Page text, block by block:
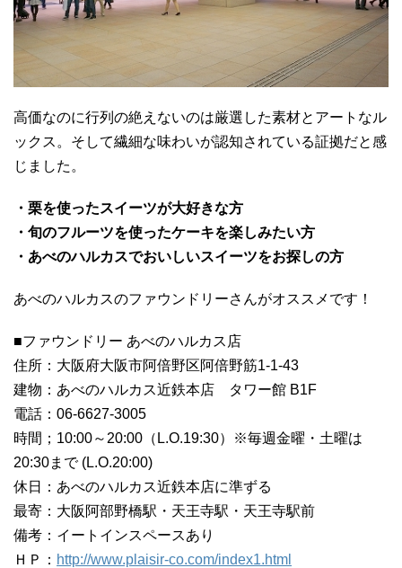
高価なのに行列の絶えないのは厳選した素材とアートなル
ックス。そして繊細な味わいが認知されている証拠だと感
じました。
・栗を使ったスイーツが大好きな方
・旬のフルーツを使ったケーキを楽しみたい方
・あべのハルカスでおいしいスイーツをお探しの方
あべのハルカスのファウンドリーさんがオススメです！
■ファウンドリー あべのハルカス店
住所：大阪府大阪市阿倍野区阿倍野筋1-1-43
建物：あべのハルカス近鉄本店 タワー館 B1F
電話：06-6627-3005
時間；10:00～20:00（L.O.19:30）※毎週金曜・土曜は
20:30まで (L.O.20:00)
休日：あべのハルカス近鉄本店に準ずる
最寄：大阪阿部野橋駅・天王寺駅・天王寺駅前
備考：イートインスペースあり
ＨＰ： http://www.plaisir-co.com/index1.html